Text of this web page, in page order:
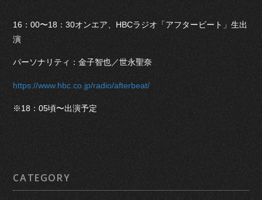
16：00〜18：30オンエア、HBCラジオ「アフタービート」生出
演
パーソナリティ：金子智也／世永聖奈
https://www.hbc.co.jp/radio/afterbeat/
※18：05頃〜出演予定
CATEGORY